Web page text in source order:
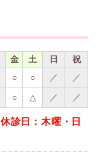
金 土 日
祝
○ ○ ／ ／
○ △ ／ ／
休診日：木曜・日